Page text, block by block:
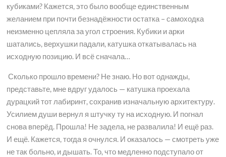
кубиками? Кажется, это было вообще единственным
желанием при почти безнадёжности остатка – самоходка
неизменно цепляла за угол строения. Кубики и арки
шатались, верхушки падали, катушка откатывалась на
исходную позицию. И всё сначала…
Сколько прошло времени? Не знаю. Но вот однажды,
представьте, мне вдруг удалось — катушка проехала
дурацкий тот лабиринт, сохранив изначальную архитектуру.
Усилием души вернул я штучку ту на исходную. И погнал
снова вперёд. Прошла! Не задела, не развалила! И ещё раз.
И ещё. Кажется, тогда я очнулся. И оказалось — смотреть уже
не так больно, и дышать. То, что медленно подступало от